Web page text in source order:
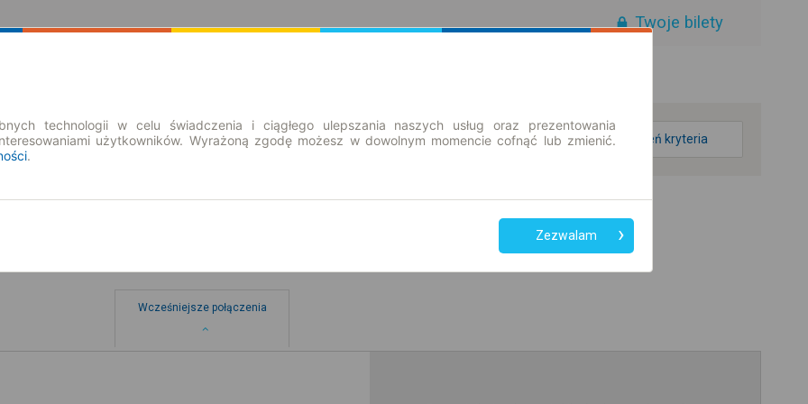
Twoje bilety
zmień kryteria
Wcześniejsze połączenia
technologii w celu świadczenia i ciągłego ulepszania naszych usług oraz prezentowania
użytkowników. Wyrażoną zgodę możesz w dowolnym momencie cofnąć lub zmienić.
.
Zezwalam